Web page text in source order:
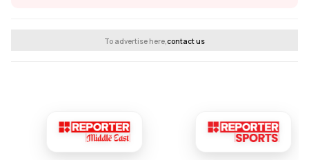
To advertise here,contact us